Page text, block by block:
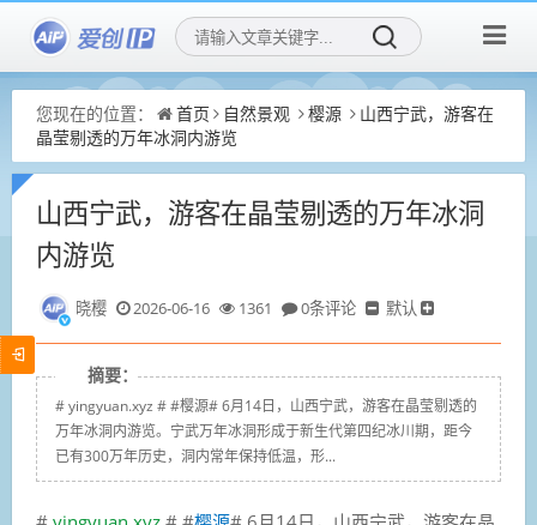
您现在的位置： 首页 自然景观 樱源
山西宁武，游客在
晶莹剔透的万年冰洞内游览
山西宁武，游客在晶莹剔透的万年冰洞
内游览
晓樱 2026-06-16 1361 0条评论 默认
摘要：
# yingyuan.xyz # #樱源# 6月14日，山西宁武，游客在晶莹剔透的
万年冰洞内游览。宁武万年冰洞形成于新生代第四纪冰川期，距今
已有300万年历史，洞内常年保持低温，形...